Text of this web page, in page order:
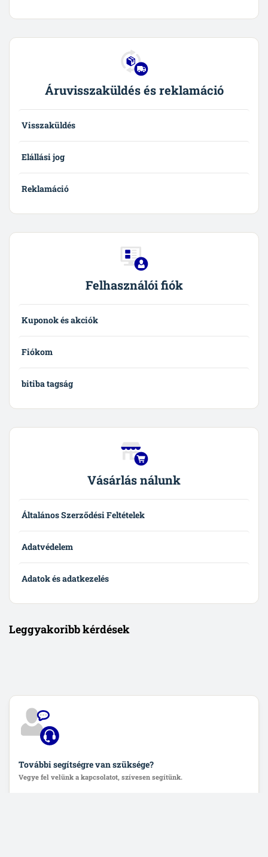
Áruvisszaküldés és reklamáció
Visszaküldés
Elállási jog
Reklamáció
Felhasználói fiók
Kuponok és akciók
Fiókom
bitiba tagság
Vásárlás nálunk
Általános Szerződési Feltételek
Adatvédelem
Adatok és adatkezelés
Leggyakoribb kérdések
További segítségre van szüksége?
Vegye fel velünk a kapcsolatot, szívesen segítünk.